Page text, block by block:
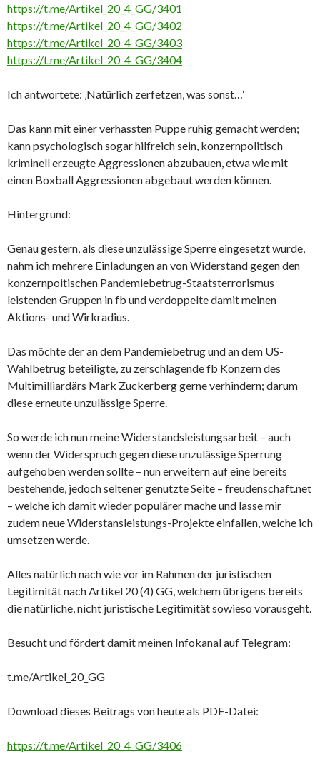
https://t.me/Artikel_20_4_GG/3401
https://t.me/Artikel_20_4_GG/3402
https://t.me/Artikel_20_4_GG/3403
https://t.me/Artikel_20_4_GG/3404
Ich antwortete: ‚Natürlich zerfetzen, was sonst…‘
Das kann mit einer verhassten Puppe ruhig gemacht werden;
kann psychologisch sogar hilfreich sein, konzernpolitisch
kriminell erzeugte Aggressionen abzubauen, etwa wie mit
einen Boxball Aggressionen abgebaut werden können.
Hintergrund:
Genau gestern, als diese unzulässige Sperre eingesetzt wurde,
nahm ich mehrere Einladungen an von Widerstand gegen den
konzernpoitischen Pandemiebetrug-Staatsterrorismus
leistenden Gruppen in fb und verdoppelte damit meinen
Aktions- und Wirkradius.
Das möchte der an dem Pandemiebetrug und an dem US-
Wahlbetrug beteiligte, zu zerschlagende fb Konzern des
Multimilliardärs Mark Zuckerberg gerne verhindern; darum
diese erneute unzulässige Sperre.
So werde ich nun meine Widerstandsleistungsarbeit – auch
wenn der Widerspruch gegen diese unzulässige Sperrung
aufgehoben werden sollte – nun erweitern auf eine bereits
bestehende, jedoch seltener genutzte Seite – freudenschaft.net
– welche ich damit wieder populärer mache und lasse mir
zudem neue Widerstansleistungs-Projekte einfallen, welche ich
umsetzen werde.
Alles natürlich nach wie vor im Rahmen der juristischen
Legitimität nach Artikel 20 (4) GG, welchem übrigens bereits
die natürliche, nicht juristische Legitimität sowieso vorausgeht.
Besucht und fördert damit meinen Infokanal auf Telegram:
t.me/Artikel_20_GG
Download dieses Beitrags von heute als PDF-Datei:
https://t.me/Artikel_20_4_GG/3406